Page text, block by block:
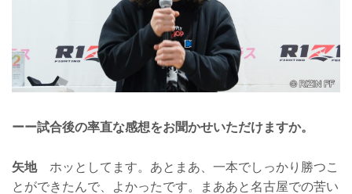
ーー試合後の率直な感想をお聞かせいただけますか。
矢地ホッとしてます。あとまあ、一本でしっかり勝つこ
とができたんで、よかったです。まああと名古屋での苦い